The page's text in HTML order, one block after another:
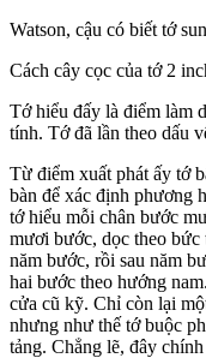
Watson, cậu có biết tớ
Cách cây cọc của tớ 2
Tớ hiểu đấy là điểm làm
tính. Tớ đã lần theo dấu
Từ điểm xuất phát ấy tớ
bàn để xác định phương
tớ hiểu mỗi chân bước
mươi bước, dọc theo bức
năm bước, rồi sau năm
hai bước theo hướng
cửa cũ kỹ. Chỉ còn lại
nhưng như thế tớ buộc
tảng. Chẳng lẽ, đây